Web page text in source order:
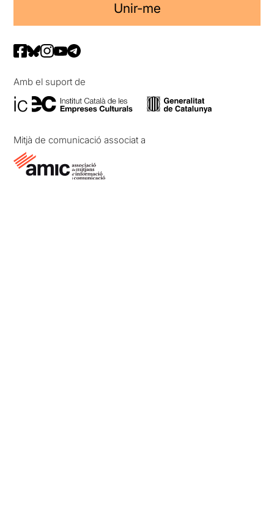
Unir-me
Amb el suport de
Mitjà de comunicació associat a